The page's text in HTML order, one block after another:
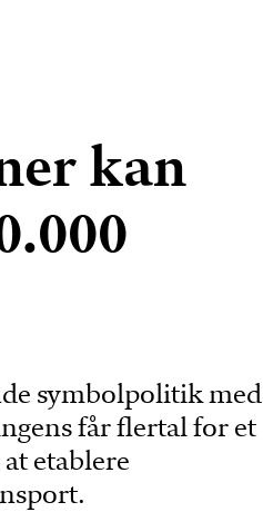
kan
symbolpolitik med
får flertal for et
etablere